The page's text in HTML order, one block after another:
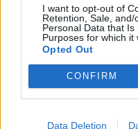
I want to opt-out of
Retention, Sale,
Personal Data that
Purposes for which it
Opted Out
CONFIRM
Data Deletion
Forgot Password
Stöd
Publicerad2025-10-08
Ämnesord:Artikel 8,
Europakonventionen